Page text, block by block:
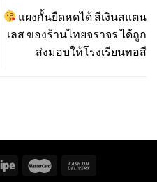
แผงกั้นยืดหดได้ สีเงินสแตน
เลส ของร้านไทยจราจร ได้ถูก
ส่งมอบให้โรงเรียนทอสี